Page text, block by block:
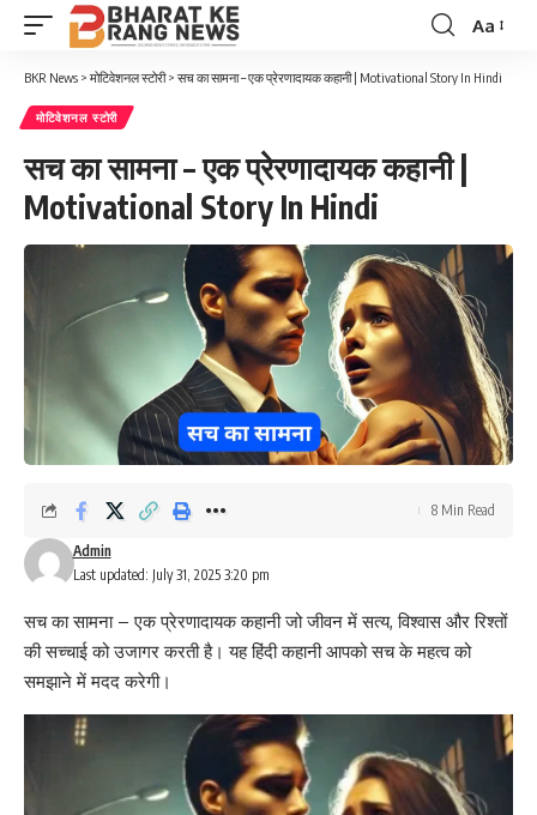
Font
Resizer
Aa
BKR News > मोटिवेशनल स्टोरी> सच का सामना – एक प्रेरणादायक कहानी | Motivational Story In Hindi
मोटिवेशनल स्टोरी
सच का सामना – एक प्रेरणादायक कहानी |
Motivational Story In Hindi
Last updated: July 31, 2025 3:20 pm
Admin
8 Min Read
सच का सामना – एक प्रेरणादायक कहानी जो जीवन में सत्य, विश्वास और रिश्तों
की सच्चाई को उजागर करती है। यह हिंदी कहानी आपको सच के महत्व को
समझाने में मदद करेगी।